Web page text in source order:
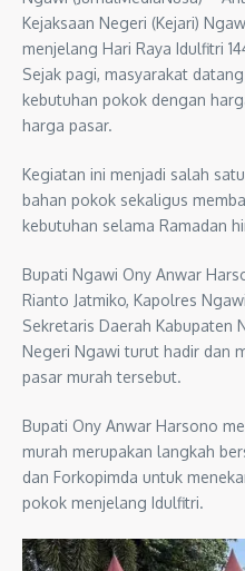
Kejaksaan Negeri (Kejari)
menjelang Hari Raya Idulfitri
Sejak pagi, masyarakat
kebutuhan pokok dengan
harga pasar.
Kegiatan ini menjadi salah
bahan pokok sekaligus
kebutuhan selama Ramadan
Bupati Ngawi Ony Anwar
Rianto Jatmiko, Kapolres
Sekretaris Daerah Kabupaten
Negeri Ngawi turut hadir dan
pasar murah tersebut.
Bupati Ony Anwar Harsono
murah merupakan langkah
dan Forkopimda untuk
pokok menjelang Idulfitri.